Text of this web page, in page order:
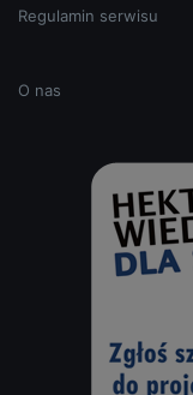
Regulamin serwisu
O nas